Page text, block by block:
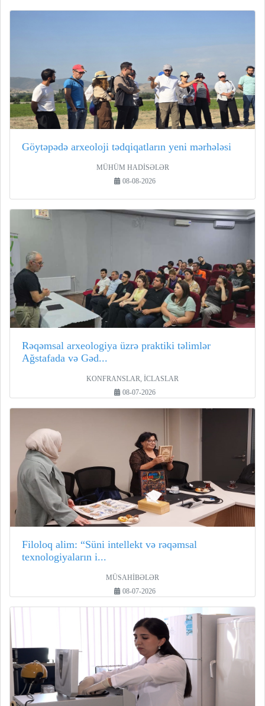
Göytəpədə arxeoloji tədqiqatların yeni mərhələsi
MÜHÜM HADİSƏLƏR
08-08-2026
Rəqəmsal arxeologiya üzrə praktiki təlimlər
Ağstafada və Gəd...
KONFRANSLAR, İCLASLAR
08-07-2026
Filoloq alim: “Süni intellekt və rəqəmsal
texnologiyaların i...
MÜSAHİBƏLƏR
08-07-2026